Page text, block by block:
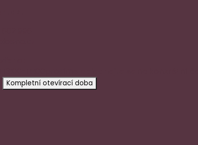
Kompletní otevírací doba